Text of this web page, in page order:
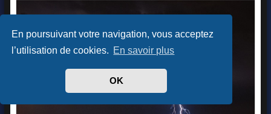
En poursuivant votre navigation, vous acceptez
l’utilisation de cookies. En savoir plus
OK